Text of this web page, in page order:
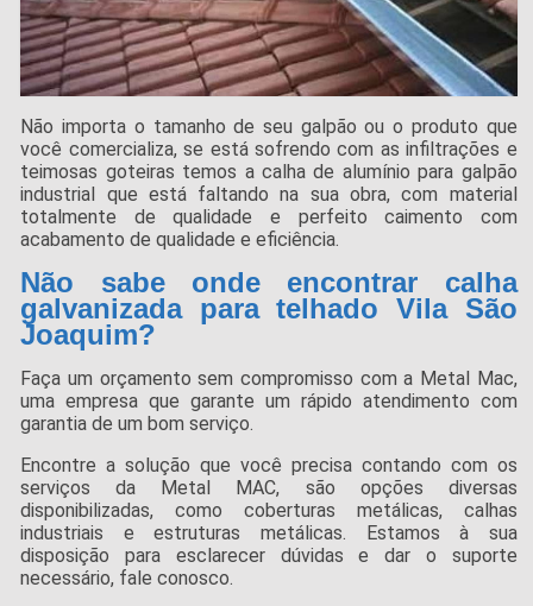
Não importa o tamanho de seu galpão ou o produto que
você comercializa, se está sofrendo com as infiltrações e
teimosas goteiras temos a calha de alumínio para galpão
industrial que está faltando na sua obra, com material
totalmente de qualidade e perfeito caimento com
acabamento de qualidade e eficiência.
Não sabe onde encontrar calha
galvanizada para telhado Vila São
Joaquim?
Faça um orçamento sem compromisso com a Metal Mac,
uma empresa que garante um rápido atendimento com
garantia de um bom serviço.
Encontre a solução que você precisa contando com os
serviços da Metal MAC, são opções diversas
disponibilizadas, como coberturas metálicas, calhas
industriais e estruturas metálicas. Estamos à sua
disposição para esclarecer dúvidas e dar o suporte
necessário, fale conosco.